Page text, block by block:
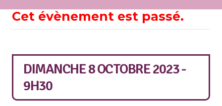
Cet évènement est passé.
DIMANCHE 8 OCTOBRE 2023 -
9H30